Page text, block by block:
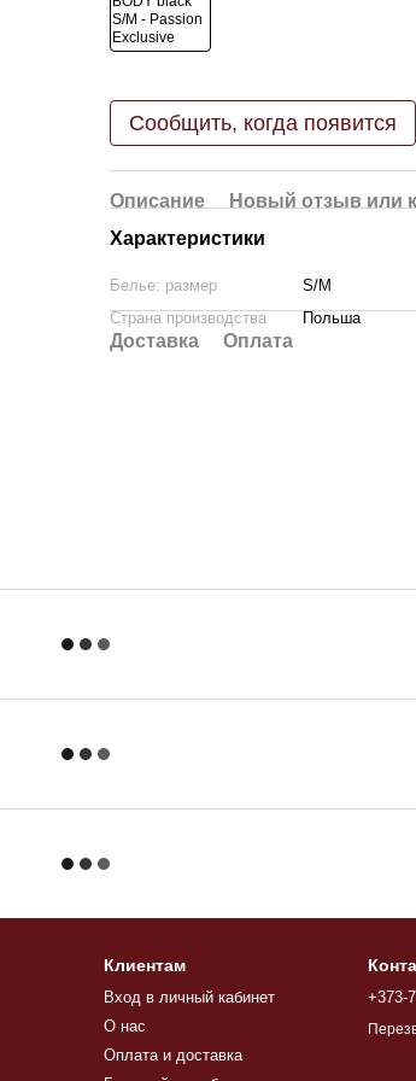
Сообщить, когда появится
Описание
Новый отзыв или
Характеристики
Белье: размер
S/M
Страна производства
Польша
Доставка Оплата
Клиентам
Вход в личный кабинет
О нас
Оплата и доставка
+373-